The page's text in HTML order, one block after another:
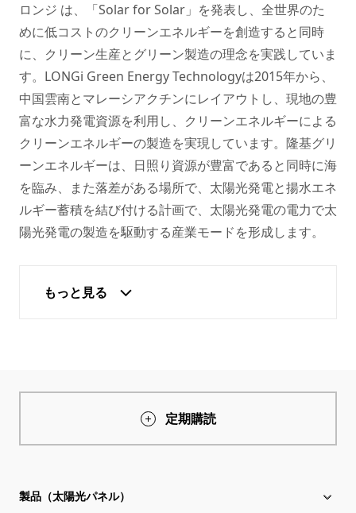
ロンジ は、「Solar for Solar」を発表し、全世界のた
めに低コストのクリーンエネルギーを創造すると同時
に、クリーン生産とグリーン製造の理念を実践していま
す。LONGi Green Energy Technologyは2015年から、
中国雲南とマレーシアクチンにレイアウトし、現地の豊
富な水力発電資源を利用し、クリーンエネルギーによる
クリーンエネルギーの製造を実現しています。隆基グリ
ーンエネルギーは、日照り資源が豊富であると同時に海
を臨み、また落差がある場所で、太陽光発電と揚水エネ
ルギー蓄積を結び付ける計画で、太陽光発電の電力で太
陽光発電の製造を駆動する産業モードを形成します。
もっと見る
定期購読
製品（太陽光パネル）